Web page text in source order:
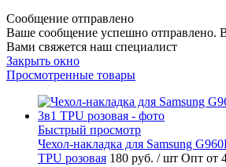
Сообщение отправлено
Ваше сообщение успешно отправлено.
Вами свяжется наш специалист
Закрыть окно
Просмотренные товары
Быстрый просмотр
Чехол-накладка для Samsung
TPU розовая 180 руб. / шт Опт от